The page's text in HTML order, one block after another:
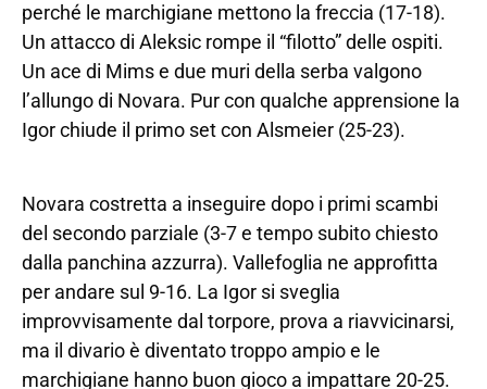
perché le marchigiane mettono la freccia (17-18).
Un attacco di Aleksic rompe il “filotto” delle ospiti.
Un ace di Mims e due muri della serba valgono
l’allungo di Novara. Pur con qualche apprensione la
Igor chiude il primo set con Alsmeier (25-23).
Novara costretta a inseguire dopo i primi scambi
del secondo parziale (3-7 e tempo subito chiesto
dalla panchina azzurra). Vallefoglia ne approfitta
per andare sul 9-16. La Igor si sveglia
improvvisamente dal torpore, prova a riavvicinarsi,
ma il divario è diventato troppo ampio e le
marchigiane hanno buon gioco a impattare 20-25.